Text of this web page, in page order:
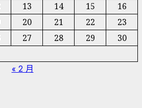
13 14 15
16
20 21 22
23
27 28 29
30
« 2 月